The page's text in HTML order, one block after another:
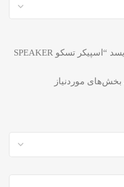
اولین کسی باشید که دیدگاهی می نویسد “اسپیکر تسکو SPEAKER
بخش‌های موردنیاز